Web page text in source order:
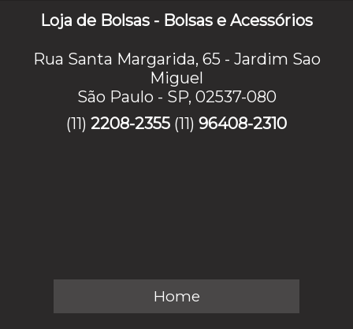
Loja de Bolsas - Bolsas e Acessórios
Rua Santa Margarida, 65 - Jardim Sao
Miguel
São Paulo - SP, 02537-080
(11) 2208-2355 (11) 96408-2310
Home